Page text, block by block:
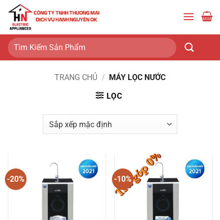
nội
dung
Tìm
kiếm:
TRANG CHỦ / MÁY LỌC NƯỚC
LỌC
-20% -10%